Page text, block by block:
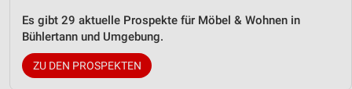
Es gibt 29 aktuelle Prospekte für Möbel & Wohnen in
Bühlertann und Umgebung.
ZU DEN PROSPEKTEN